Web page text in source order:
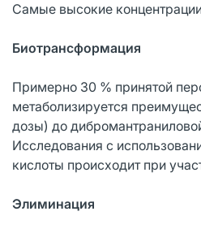
Самые высокие
Биотрансформация
Примерно 30 % принятой
метаболизируется
дозы) до
Исследования с
кислоты происходит при
Элиминация